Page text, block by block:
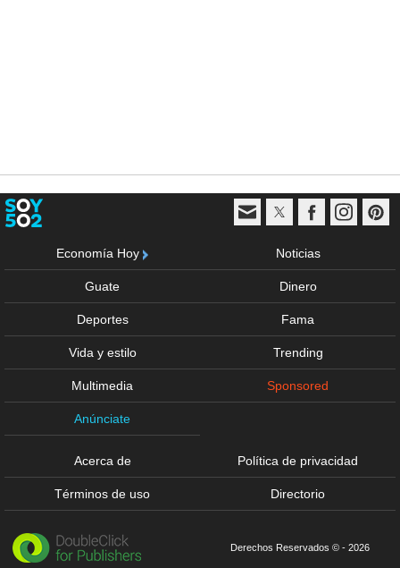
Economía Hoy Noticias
Guate Dinero
Deportes Fama
Vida y estilo Trending
Multimedia Sponsored
Anúnciate
Acerca de Política de privacidad
Términos de uso Directorio
Derechos Reservados © - 2026